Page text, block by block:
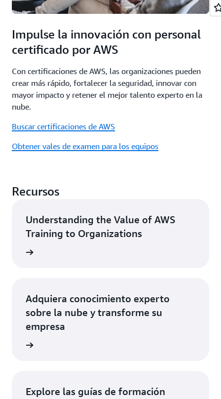
su capacidad para
ofrecer soluciones
fiables y escalables.
de socios de AWS
Descubra cómo
prepararse para las
Impulse la innovación con personal
certificado por AWS
Con certificaciones de AWS, las organizaciones pueden
crear más rápido, fortalecer la seguridad, innovar con
mayor impacto y retener el mejor talento experto en la
nube.
Buscar certificaciones de AWS
Obtener vales de examen para los equipos
Recursos
Understanding the Value of AWS
Training to Organizations
Adquiera conocimiento experto
sobre la nube y transforme su
empresa
Explore las guías de formación